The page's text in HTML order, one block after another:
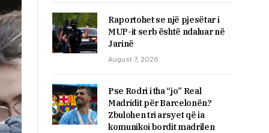
Raportohet se një pjesëtar i
MUP-it serb është ndaluar në
Jarinë
August 7, 2026
Pse Rodri i tha “jo” Real
Madridit për Barcelonën?
Zbulohen tri arsyet që ia
komunikoi bordit madrilen